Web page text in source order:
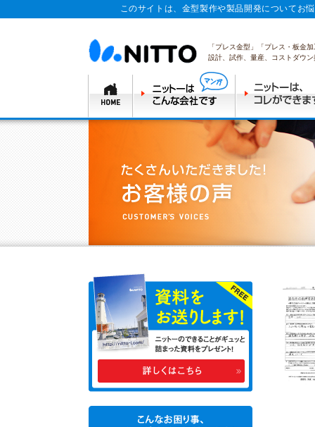
このサイトは、金型製作や製品開発についてお
「プレス金型」「プレス・板金
設計、試作、量産、コストダウ